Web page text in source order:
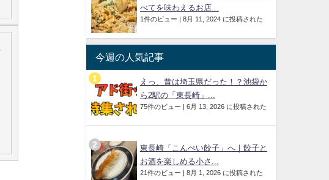
べてを味わえるお店...
1件のビュー | 8月 11, 2024 に投稿された
今週の人気記事
えっ、昔は埼玉県だった！？池袋か
ら2駅の「東長崎」...
75件のビュー | 6月 13, 2026 に投稿された
東長崎「こんぺい餃子」へ｜餃子と
お酒を楽しめる小さ...
21件のビュー | 8月 1, 2026 に投稿された